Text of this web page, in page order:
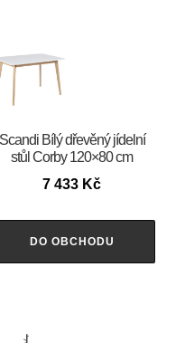
Scandi Bílý dřevěný jídelní
stůl Corby 120×80 cm
7 433 Kč
DO OBCHODU